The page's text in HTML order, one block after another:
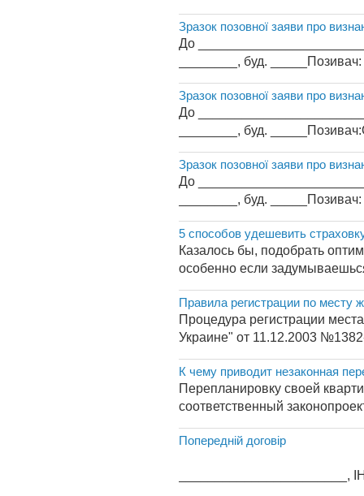
Зразок позовної заяви про
До
________, буд.
Зразок позовної заяви про
До
________, буд.
Зразок позовної заяви про
До
________, буд.
5 способов удешевить
Казалось бы, подобрать
особенно если
Правила регистрации по месту
Процедура регистрации
Украине" от 11.12.2003
К чему приводит незаконная
Перепланировку своей
соответственный
Попередній договір
_______________________,